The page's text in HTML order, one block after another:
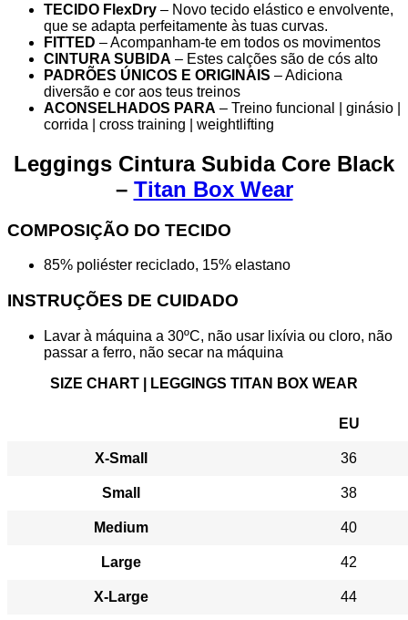
TECIDO FlexDry – Novo tecido elástico e envolvente,
que se adapta perfeitamente às tuas curvas.
FITTED – Acompanham-te em todos os movimentos
CINTURA SUBIDA – Estes calções são de cós alto
PADRÕES ÚNICOS E ORIGINAIS – Adiciona
diversão e cor aos teus treinos
ACONSELHADOS PARA – Treino funcional | ginásio |
corrida | cross training | weightlifting
Leggings Cintura Subida Core Black
– Titan Box Wear
COMPOSIÇÃO DO TECIDO
85% poliéster reciclado, 15% elastano
INSTRUÇÕES DE CUIDADO
Lavar à máquina a 30ºC, não usar lixívia ou cloro, não
passar a ferro, não secar na máquina
SIZE CHART | LEGGINGS TITAN BOX WEAR
EU
X-Small 36
Small 38
Medium 40
Large 42
X-Large 44